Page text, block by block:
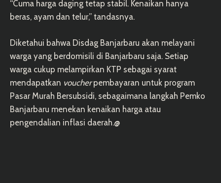
“Cuma harga daging tetap stabil. Kenaikan hanya
beras, ayam dan telur,” tandasnya.
Diketahui bahwa Disdag Banjarbaru akan melayani
warga yang berdomisili di Banjarbaru saja. Setiap
warga cukup melampirkan KTP sebagai syarat
mendapatkan voucherpembayaran untuk program
Pasar Murah Bersubsidi, sebagaimana langkah Pemko
Banjarbaru menekan kenaikan harga atau
pengendalian inflasi daerah.@